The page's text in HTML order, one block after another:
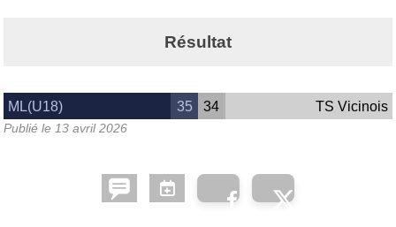
Résultat
ML(U18) 35 34 TS Vicinois
Publié le 13 avril 2026